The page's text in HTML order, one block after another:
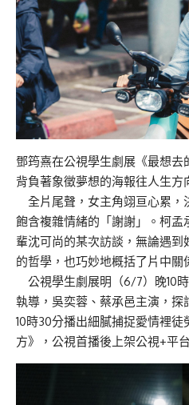
鄧筠熹在公視學生劇展《最想
背負著象徵夢想的海報往人生
全片尾聲，女主角翊亘心累，
飽含複雜情緒的「謝謝」。柯
輩沈可尚的某次訪談，無論遇
的哲學，也巧妙地概括了片中關
公視學生劇展明（6/7）晚10
執導，吳奕蓉、蔡承邑主演，
10時30分播出細膩捕捉愛情裡
方》，公視首播後上架公視+平